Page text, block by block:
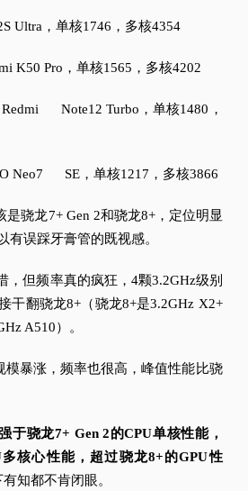
Ultra，单核1746，多核4354
K50 Pro，单核1565，多核4202
Redmi Note12 Turbo，单核1480，
Neo7 SE，单核1217，多核3866
是骁龙7+ Gen 2和骁龙8+，定位明显
有误踩牙膏管的既视感。
，但频率真的疯狂，4颗3.2GHz级别
干翻骁龙8+（骁龙8+是3.2GHz X2+
A510）。
模暴涨，频率也很高，峰值性能比骁
于骁龙7+ Gen 2的CPU单核性能，
核心性能，超过骁龙8+的GPU性
知都不肯闭眼。